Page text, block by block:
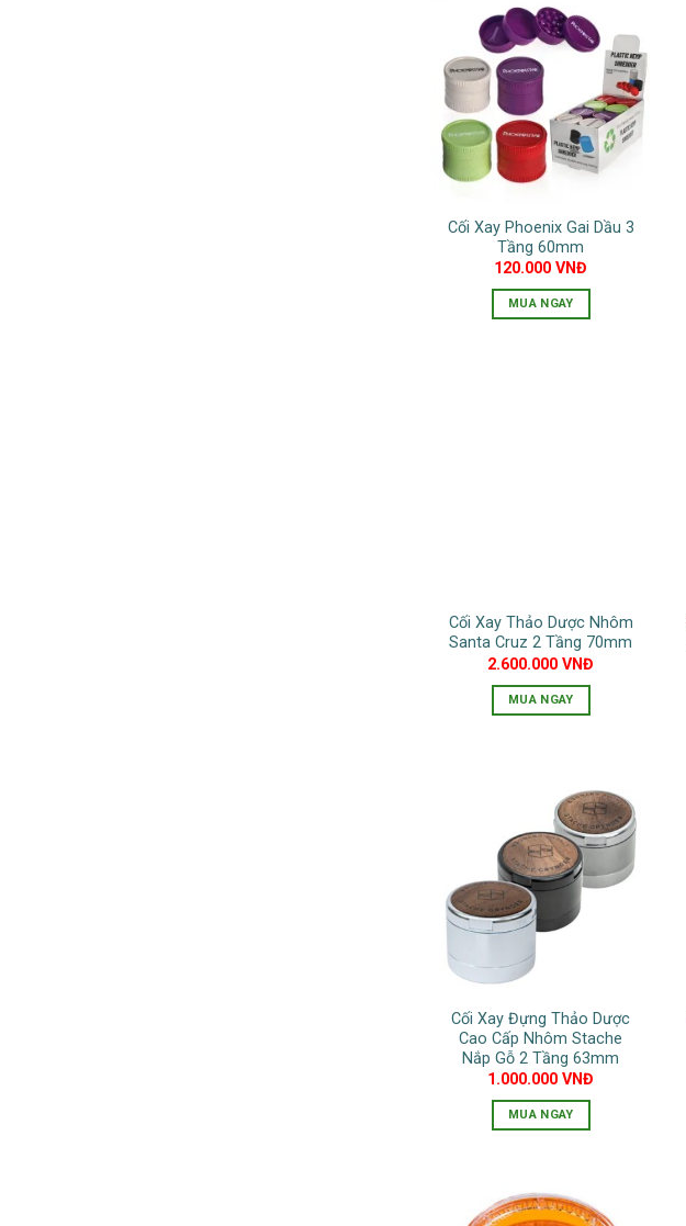
nhiều
biến
thể.
Các
tùy
chọn
có
được
chọn
trên
trang
sản
Cối Xay Phoenix Gai Dầu 3
Tầng 60mm
120.000VNĐ
MUA NGAY
được
chọn
trên
trang
Cối Xay Thảo Dược Nhôm
Santa Cruz 2 Tầng 70mm
2.600.000VNĐ
MUA NGAY
có
nhiều
biến
thể.
tùy
được
chọn
trên
trang
sản
Cối Xay Đựng Thảo Dược
Cao Cấp Nhôm Stache
Nắp Gỗ 2 Tầng 63mm
1.000.000VNĐ
MUA NGAY
này
có